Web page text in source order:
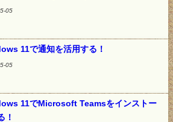
05
11で通知を活用する！
05
11でMicrosoft Teamsをインストー
！